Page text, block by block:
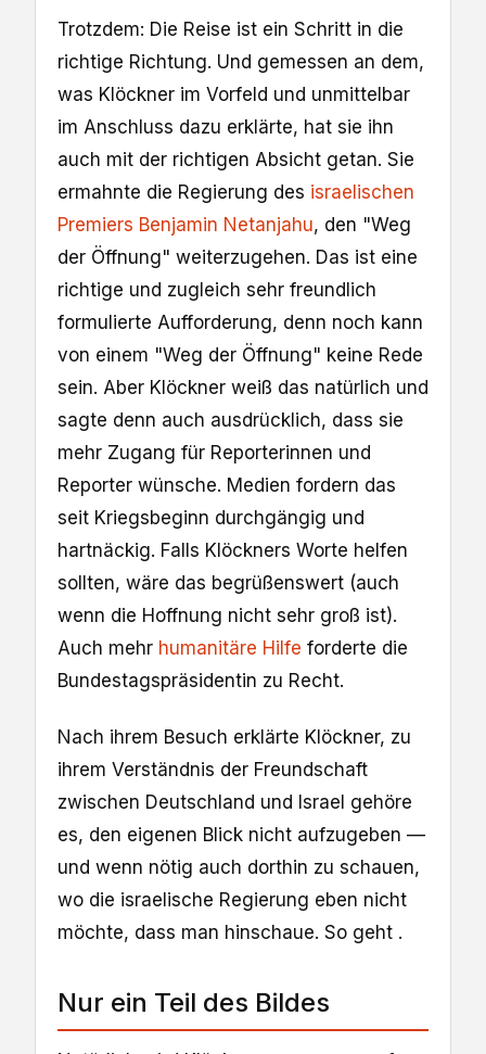
Trotzdem: Die Reise ist ein Schritt in die
richtige Richtung. Und gemessen an dem,
was Klöckner im Vorfeld und unmittelbar
im Anschluss dazu erklärte, hat sie ihn
auch mit der richtigen Absicht getan. Sie
ermahnte die Regierung des israelischen
Premiers Benjamin Netanjahu, den "Weg
der Öffnung" weiterzugehen. Das ist eine
richtige und zugleich sehr freundlich
formulierte Aufforderung, denn noch kann
von einem "Weg der Öffnung" keine Rede
sein. Aber Klöckner weiß das natürlich und
sagte denn auch ausdrücklich, dass sie
mehr Zugang für Reporterinnen und
Reporter wünsche. Medien fordern das
seit Kriegsbeginn durchgängig und
hartnäckig. Falls Klöckners Worte helfen
sollten, wäre das begrüßenswert (auch
wenn die Hoffnung nicht sehr groß ist).
Auch mehr humanitäre Hilfe forderte die
Bundestagspräsidentin zu Recht.
Nach ihrem Besuch erklärte Klöckner, zu
ihrem Verständnis der Freundschaft
zwischen Deutschland und Israel gehöre
es, den eigenen Blick nicht aufzugeben —
und wenn nötig auch dorthin zu schauen,
wo die israelische Regierung eben nicht
möchte, dass man hinschaue. So geht .
Nur ein Teil des Bildes